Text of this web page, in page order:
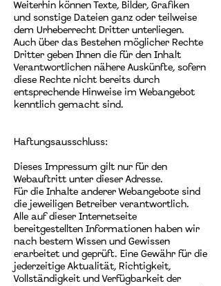
Weiterhin können Texte, Bilder, Grafiken
und sonstige Dateien ganz oder teilweise
dem Urheberrecht Dritter unterliegen.
Auch über das Bestehen möglicher Rechte
Dritter geben Ihnen die für den Inhalt
Verantwortlichen nähere Auskünfte, sofern
diese Rechte nicht bereits durch
entsprechende Hinweise im Webangebot
kenntlich gemacht sind.
Haftungsausschluss:
Dieses Impressum gilt nur für den
Webauftritt unter dieser Adresse.
Für die Inhalte anderer Webangebote sind
die jeweiligen Betreiber verantwortlich.
Alle auf dieser Internetseite
bereitgestellten Informationen haben wir
nach bestem Wissen und Gewissen
erarbeitet und geprüft. Eine Gewähr für die
jederzeitige Aktualität, Richtigkeit,
Vollständigkeit und Verfügbarkeit der